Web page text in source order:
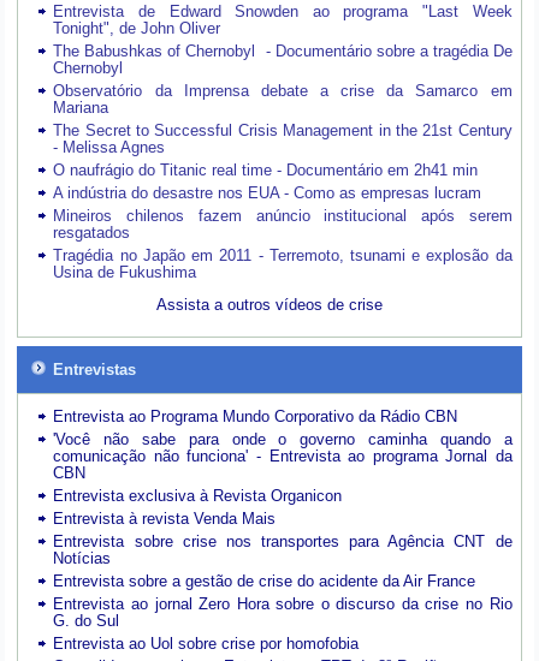
Entrevista de Edward Snowden ao programa "Last Week
Tonight", de John Oliver
The Babushkas of Chernobyl - Documentário sobre a tragédia De
Chernobyl
Observatório da Imprensa debate a crise da Samarco em
Mariana
The Secret to Successful Crisis Management in the 21st Century
- Melissa Agnes
O naufrágio do Titanic real time - Documentário em 2h41 min
A indústria do desastre nos EUA - Como as empresas lucram
Mineiros chilenos fazem anúncio institucional após serem
resgatados
Tragédia no Japão em 2011 - Terremoto, tsunami e explosão da
Usina de Fukushima
Assista a outros vídeos de crise
Entrevistas
Entrevista ao Programa Mundo Corporativo da Rádio CBN
'Você não sabe para onde o governo caminha quando a
comunicação não funciona' - Entrevista ao programa Jornal da
CBN
Entrevista exclusiva à Revista Organicon
Entrevista à revista Venda Mais
Entrevista sobre crise nos transportes para Agência CNT de
Notícias
Entrevista sobre a gestão de crise do acidente da Air France
Entrevista ao jornal Zero Hora sobre o discurso da crise no Rio
G. do Sul
Entrevista ao Uol sobre crise por homofobia